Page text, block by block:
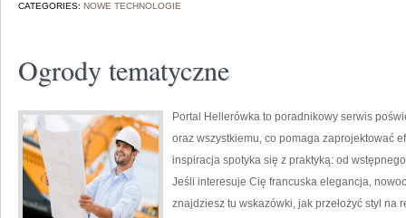
CATEGORIES: NOWE TECHNOLOGIE
Ogrody tematyczne
Portal Hellerówka to poradnikowy serwis
oraz wszystkiemu, co pomaga zaprojektować
inspiracja spotyka się z praktyką: od
Jeśli interesuje Cię francuska elegancja,
znajdziesz tu wskazówki, jak przełożyć styl na